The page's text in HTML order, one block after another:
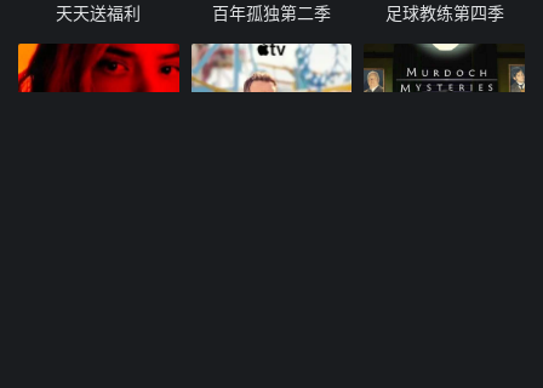
天天送福利 百年孤独第二季 足球教练第四季